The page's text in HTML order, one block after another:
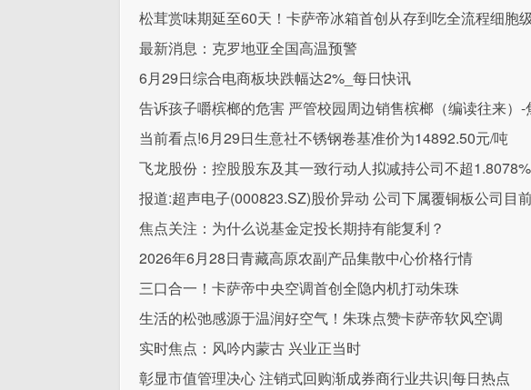
松茸赏味期延至60天！卡萨帝冰箱首创从存到吃全流程细胞
最新消息：克罗地亚全国高温预警
6月29日综合电商板块跌幅达2%_每日快讯
告诉孩子嚼槟榔的危害 严管校园周边销售槟榔（编读往来）-
当前看点!6月29日生意社不锈钢卷基准价为14892.50元/吨
飞龙股份：控股股东及其一致行动人拟减持公司不超
报道:超声电子(000823.SZ)股价异动 公司下属覆铜板公司目
焦点关注：为什么说基金定投长期持有能复利？
2026年6月28日青藏高原农副产品集散中心价格行情
三口合一！卡萨帝中央空调首创全隐内机打动朱珠
生活的松弛感源于温润好空气！朱珠点赞卡萨帝软风空调
实时焦点：风吟内蒙古 兴业正当时
彰显市值管理决心 注销式回购渐成券商行业共识|每日热点